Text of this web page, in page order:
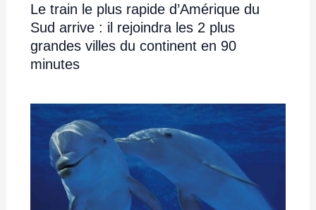
Le train le plus rapide d’Amérique du
Sud arrive : il rejoindra les 2 plus
grandes villes du continent en 90
minutes